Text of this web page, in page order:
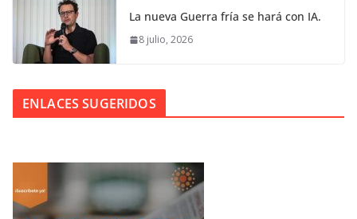
La nueva Guerra fría se hará con IA.
8 julio, 2026
ENLACES SUGERIDOS